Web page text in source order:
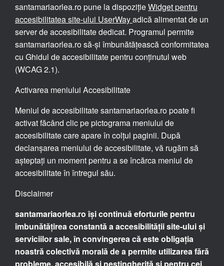
santamariaorlea.ro pune la dispozițieWidget pentru
accesibilitatea site-ului UserWayadică alimentat de un
server de accesibilitate dedicat. Programul permite
santamariaorlea.ro să-și îmbunătățească conformitatea
cu Ghidul de accesibilitate pentru conținutul web
(WCAG 2.1).
Activarea meniului Accesibilitate
Meniul de accesibilitate santamariaorlea.ro poate fi
activat făcând clic pe pictograma meniului de
accesibilitate care apare în colțul paginii. După
declanșarea meniului de accesibilitate, vă rugăm să
așteptați un moment pentru a se încărca meniul de
accesibilitate în întregul său.
Disclaimer
santamariaorlea.ro își continuă eforturile pentru
îmbunătățirea constantă a accesibilității site-ului și
serviciilor sale, în convingerea că este obligația
noastră colectivă morală de a permite utilizarea fără
probleme, accesibilă și nestingherită și pentru cei